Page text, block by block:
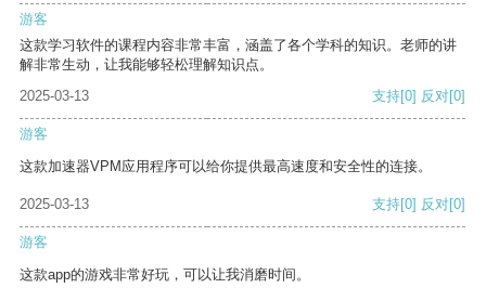
游客
这款学习软件的课程内容非常丰富，涵盖了各个学科的知识。老师的讲
解非常生动，让我能够轻松理解知识点。
2025-03-13
支持[0] 反对[0]
游客
这款加速器VPM应用程序可以给你提供最高速度和安全性的连接。
2025-03-13 支持[0] 反对[0]
游客
这款app的游戏非常好玩，可以让我消磨时间。